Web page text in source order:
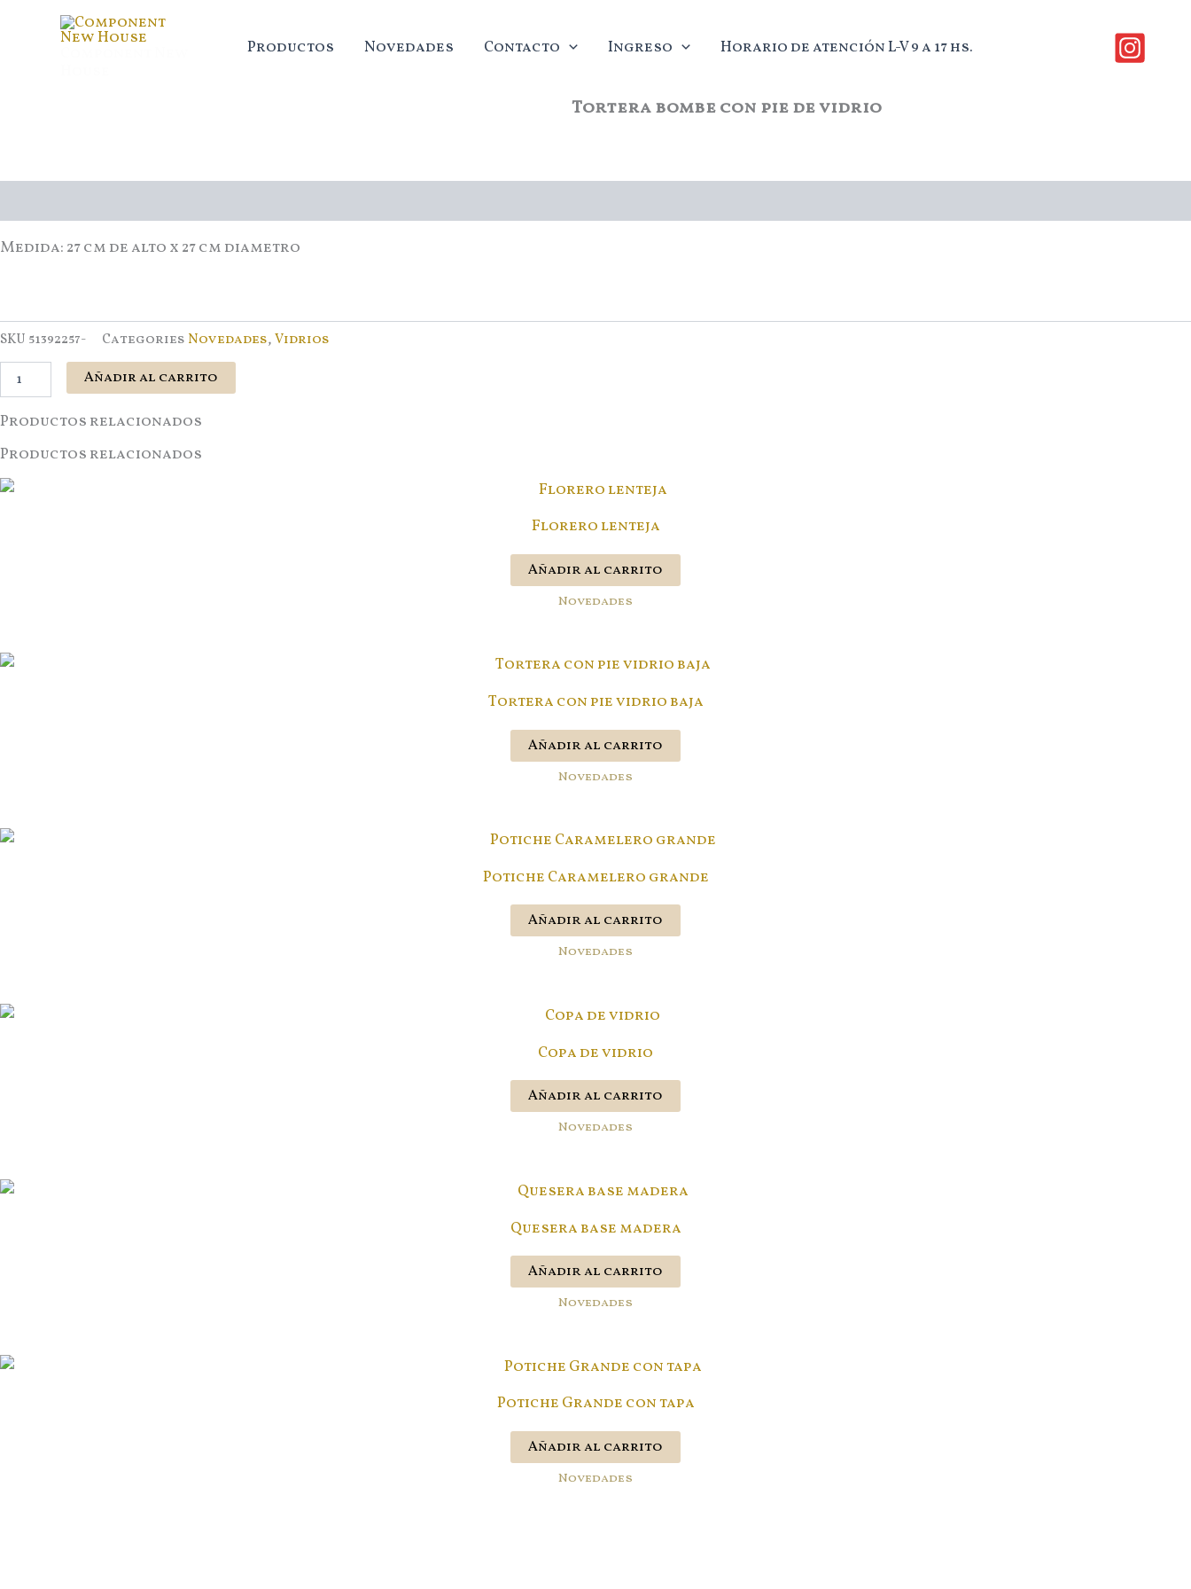
Productos Novedades Contacto Ingreso Horario de atención L-V 9 a 17 hs.
Tortera bombe con pie de vidrio
Medida: 27 cm de alto x 27 cm diametro
SKU 51392257- Categories Novedades,Vidrios
Añadir al carrito
Productos relacionados
Productos relacionados
Florero lenteja
Añadir al carrito
Novedades
Tortera con pie vidrio baja
Añadir al carrito
Novedades
Potiche Caramelero grande
Añadir al carrito
Novedades
Copa de vidrio
Añadir al carrito
Novedades
Quesera base madera
Añadir al carrito
Novedades
Potiche Grande con tapa
Añadir al carrito
Novedades